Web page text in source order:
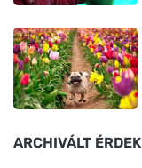
ARCHIVÁLT